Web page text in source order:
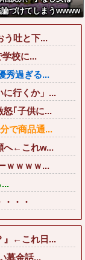
論づけてしまうwwww
う吐と下...
学校に...
秀過ぎる...
に行くか」...
怒｢子供に...
で商品通...
へ←これw...
ｗｗｗｗ...
...
・・
』←これ日...
募金話...